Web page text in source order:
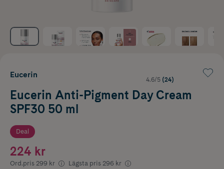
Eucerin
4.6/5 (24)
Eucerin Anti-Pigment Day Cream
SPF30 50 ml
Deal
224 kr
Ord.pris 299 kr Lägsta pris 296 kr